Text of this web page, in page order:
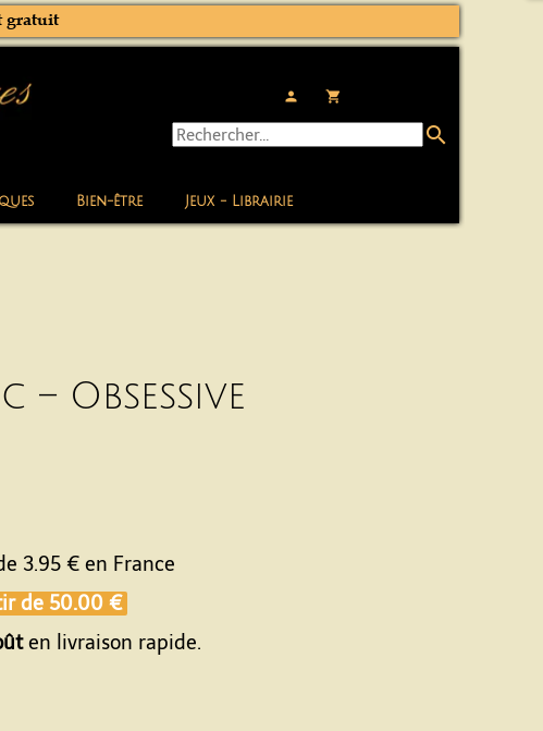
Bien-être Jeux - Librairie
person local_grocery_store
gratuit
search
Obsessive
3.95 € en France
de 50.00 €
en livraison rapide.